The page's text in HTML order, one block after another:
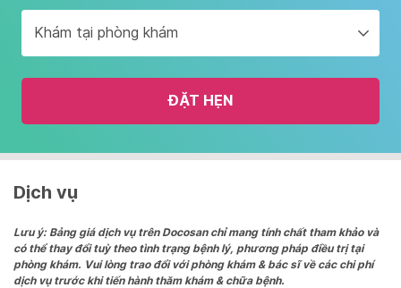
interact
with
the
and
date.
the
question
mark
Khám tại phòng khám
ĐẶT HẸN
Dịch vụ
Lưu ý: Bảng giá dịch vụ trên Docosan chỉ mang tính chất tham khảo và
có thể thay đổi tuỳ theo tình trạng bệnh lý, phương pháp điều trị tại
phòng khám. Vui lòng trao đổi với phòng khám & bác sĩ về các chi phí
dịch vụ trước khi tiến hành thăm khám & chữa bệnh.